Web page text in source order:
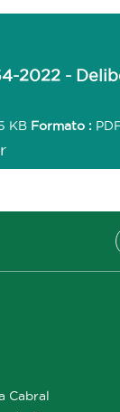
2022 -
KB Formato :
Cabral